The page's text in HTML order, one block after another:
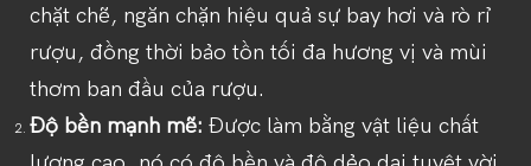
chặt chẽ, ngăn chặn hiệu quả sự bay hơi và rò rỉ
rượu, đồng thời bảo tồn tối đa hương vị và mùi
thơm ban đầu của rượu.
Độ bền mạnh mẽ:Được làm bằng vật liệu chất